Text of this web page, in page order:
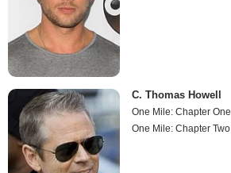
C. Thomas Howell
One Mile: Chapter One
One Mile: Chapter Two